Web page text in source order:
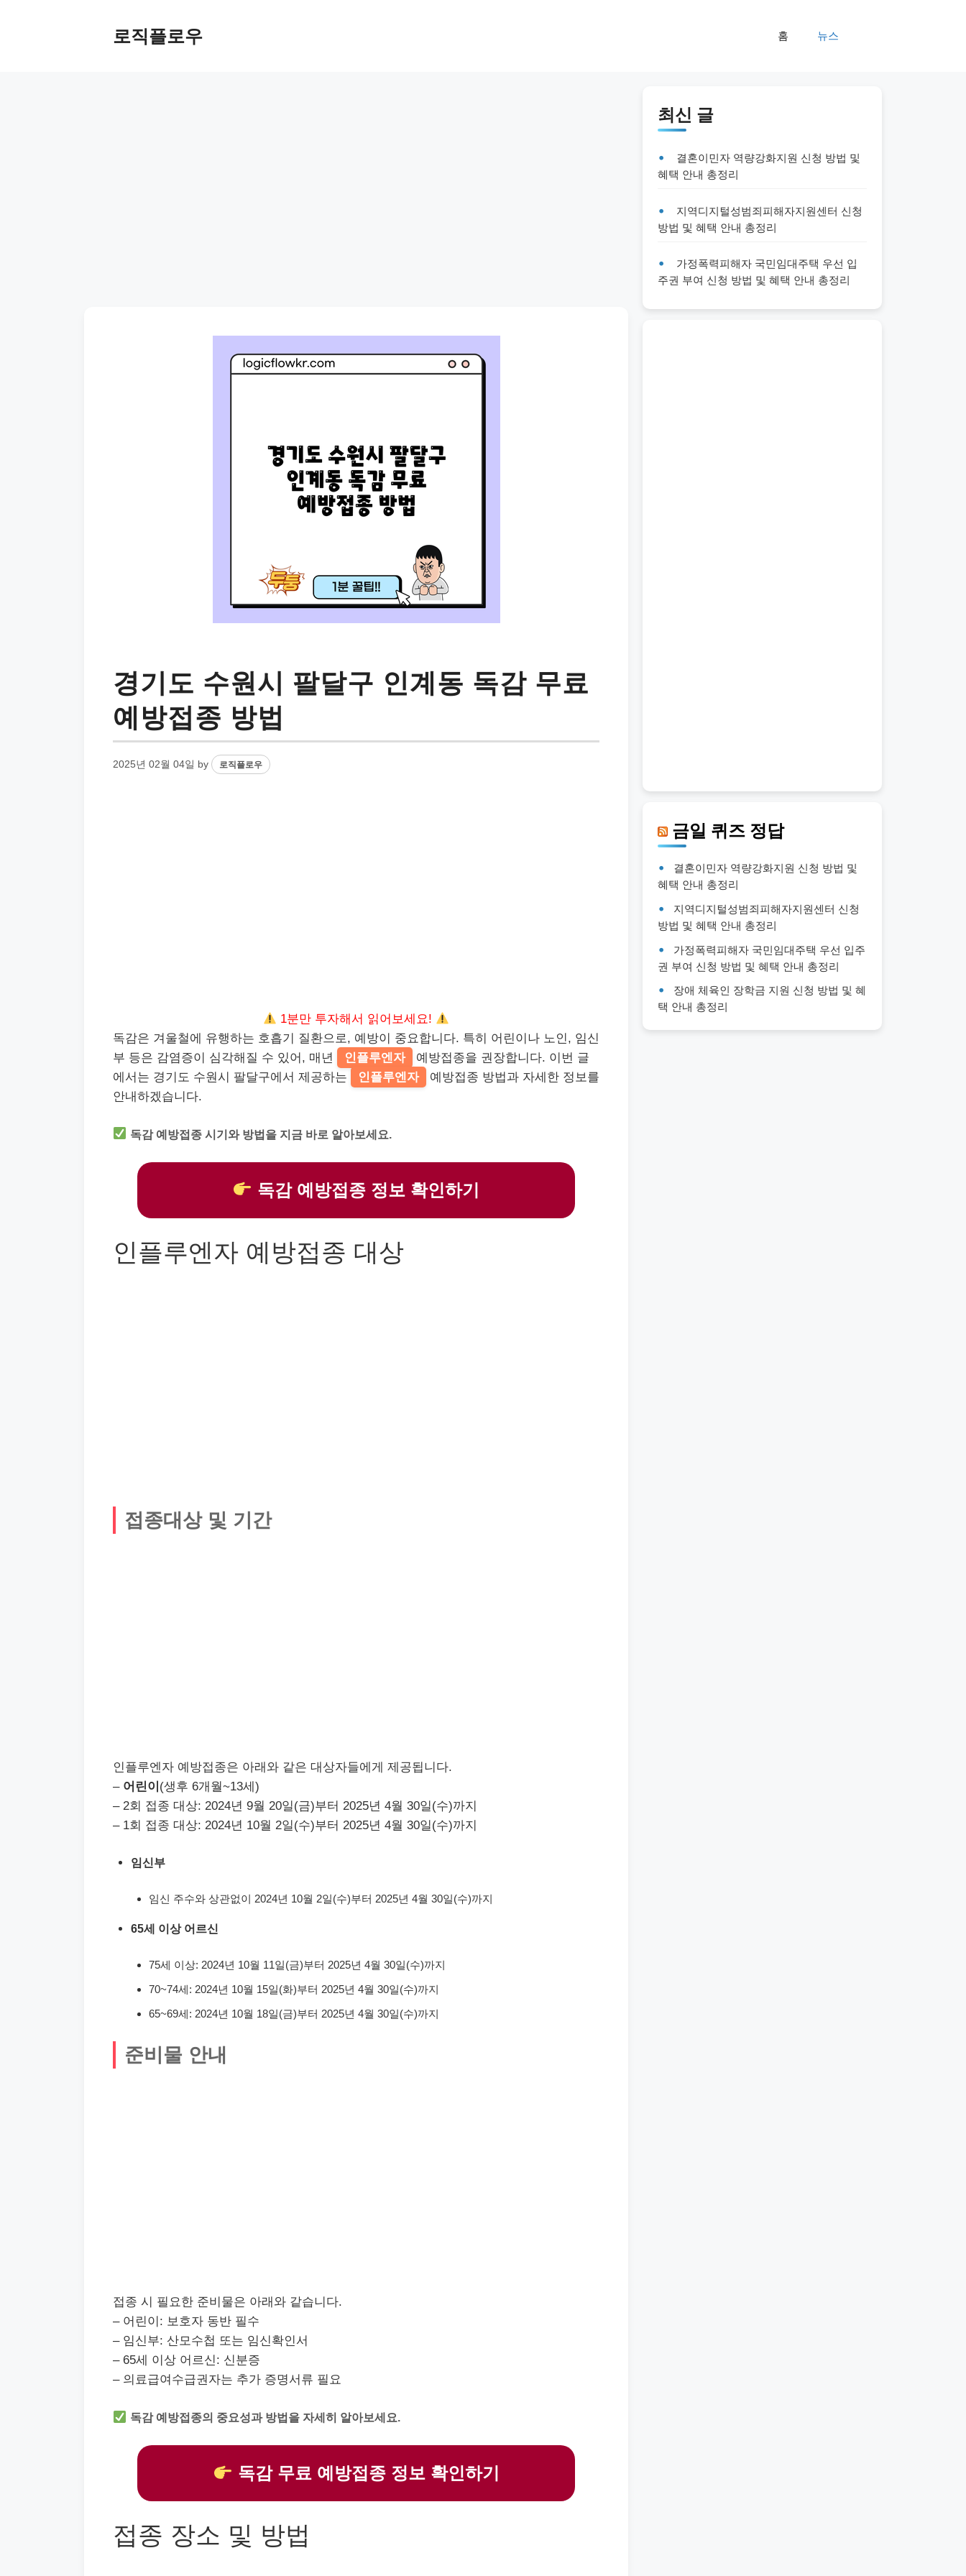
로직플로우 홈 뉴스
경기도 수원시 팔달구 인계동 독감 무료
예방접종 방법
2025년 02월 04일 by 로직플로우
1분만 투자해서 읽어보세요!
독감은 겨울철에 유행하는 호흡기 질환으로, 예방이 중요합니다. 특히 어린이나 노인, 임신
부 등은 감염증이 심각해질 수 있어, 매년
인플루엔자
예방접종을 권장합니다. 이번 글
에서는 경기도 수원시 팔달구에서 제공하는
인플루엔자
예방접종 방법과 자세한 정보를
안내하겠습니다.
독감 예방접종 시기와 방법을 지금 바로 알아보세요.
독감 예방접종 정보 확인하기
인플루엔자 예방접종 대상
접종대상 및 기간
인플루엔자 예방접종은 아래와 같은 대상자들에게 제공됩니다.
– 어린이 (생후 6개월~13세)
– 2회 접종 대상: 2024년 9월 20일(금)부터 2025년 4월 30일(수)까지
– 1회 접종 대상: 2024년 10월 2일(수)부터 2025년 4월 30일(수)까지
임신부
임신 주수와 상관없이 2024년 10월 2일(수)부터 2025년 4월 30일(수)까지
65세 이상 어르신
75세 이상: 2024년 10월 11일(금)부터 2025년 4월 30일(수)까지
70~74세: 2024년 10월 15일(화)부터 2025년 4월 30일(수)까지
65~69세: 2024년 10월 18일(금)부터 2025년 4월 30일(수)까지
준비물 안내
접종 시 필요한 준비물은 아래와 같습니다.
– 어린이: 보호자 동반 필수
– 임신부: 산모수첩 또는 임신확인서
– 65세 이상 어르신: 신분증
– 의료급여수급권자는 추가 증명서류 필요
독감 예방접종의 중요성과 방법을 자세히 알아보세요.
독감 무료 예방접종 정보 확인하기
접종 장소 및 방법
최신 글
결혼이민자 역량강화지원 신청 방법 및
혜택 안내 총정리
지역디지털성범죄피해자지원센터 신청
방법 및 혜택 안내 총정리
가정폭력피해자 국민임대주택 우선 입
주권 부여 신청 방법 및 혜택 안내 총정리
금일 퀴즈 정답
결혼이민자 역량강화지원 신청 방법 및
혜택 안내 총정리
지역디지털성범죄피해자지원센터 신청
방법 및 혜택 안내 총정리
가정폭력피해자 국민임대주택 우선 입주
권 부여 신청 방법 및 혜택 안내 총정리
장애 체육인 장학금 지원 신청 방법 및 혜
택 안내 총정리